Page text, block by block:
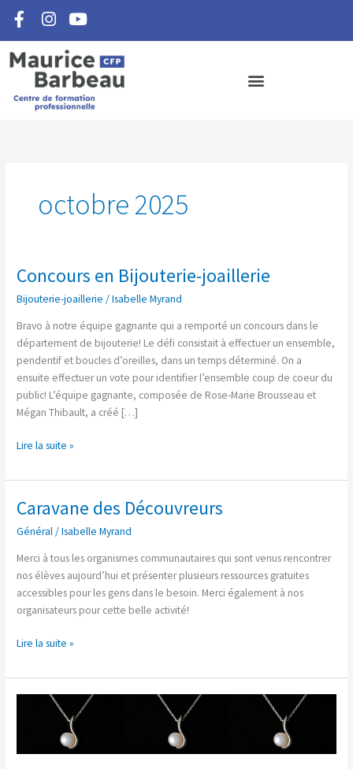
contenu
F
a
c
e
b
o
I
n
s
t
a
g
r
Y
o
u
t
u
b
e
octobre 2025
Concours en Bijouterie-joaillerie
Bijouterie-joaillerie /Isabelle Myrand
Bravo à notre équipe gagnante qui a remporté un concours dans le
département de bijouterie! Le défi consistait à effectuer un ensemble,
pendentif et boucles d’oreilles, dans un temps déterminé. On a
ensuite effectuer un vote pour identifier l’ensemble coup de coeur du
public! L’équipe gagnante, composée de Rose-Marie Brousseau et
Mégan Thibault, a créé […]
Concours
Bijouterie-
joaillerie
Lire la suite »
Caravane des Découvreurs
Général/Isabelle Myrand
Merci à tous les organismes communautaires qui sont venus rencontrer
nos élèves aujourd’hui et présenter plusieurs ressources gratuites
accessibles pour les gens dans le besoin. Merci également à nos
organisateurs pour cette belle activité!
Caravane
Découvreurs
Lire la suite »
Danyka